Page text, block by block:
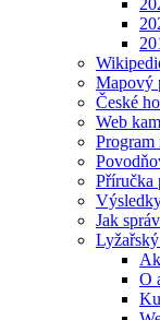
Mapový
České
Web
Program
Příručka
Jak
O